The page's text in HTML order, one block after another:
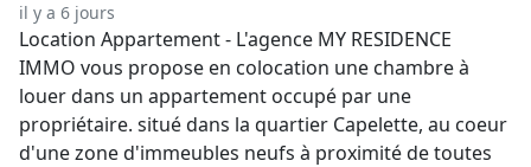
il y a 6 jours
Location Appartement - L'agence MY RESIDENCE
IMMO vous propose en colocation une chambre à
louer dans un appartement occupé par une
propriétaire. situé dans la quartier Capelette, au coeur
d'une zone d'immeubles neufs à proximité de toutes